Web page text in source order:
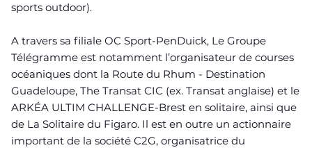
sports outdoor).
A travers sa filiale OC Sport-PenDuick, Le Groupe
Télégramme est notamment l’organisateur de courses
océaniques dont la Route du Rhum - Destination
Guadeloupe, The Transat CIC (ex. Transat anglaise) et le
ARKÉA ULTIM CHALLENGE-Brest en solitaire, ainsi que
de La Solitaire du Figaro. Il est en outre un actionnaire
important de la société C2G, organisatrice du